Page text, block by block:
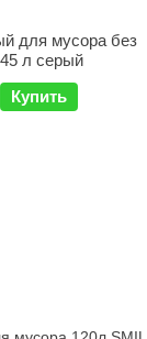
для мусора без
л серый
Купить